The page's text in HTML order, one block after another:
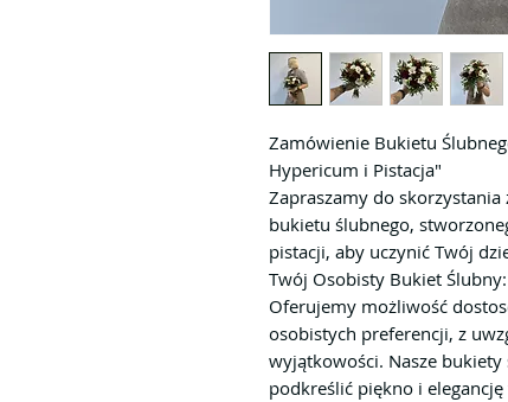
Zamówienie Bukietu
Hypericum i Pistacja"
Zapraszamy do
bukietu ślubnego,
pistacji, aby uczynić Twój
Twój Osobisty Bukiet Ślubny:
Oferujemy możliwość
osobistych preferencji, z
wyjątkowości. Nasze
podkreślić piękno i